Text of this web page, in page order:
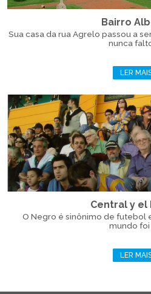
Bairro
Sua casa da rua Agrelo passou a
nunca
LER
Central y el
O Negro é sinônimo de futebol
mundo foi
LER